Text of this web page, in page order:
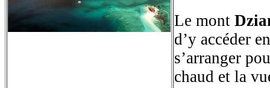
Le mont
d’y accéder
s’arranger
chaud et la